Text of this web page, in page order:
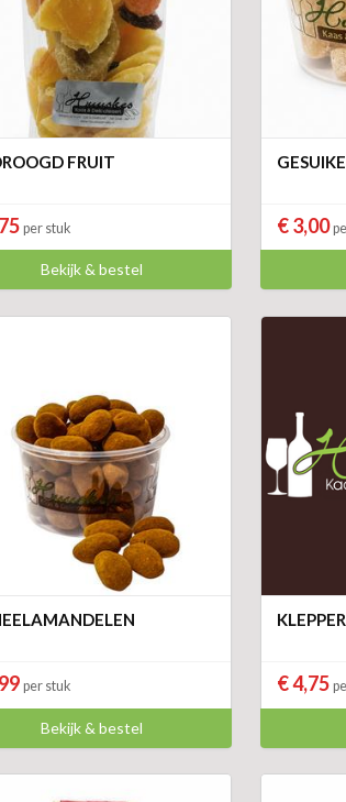
FRUIT
per stuk
Bekijk & bestel
€ 3,00
per stuk
Bekijk & bestel
€ 4,75